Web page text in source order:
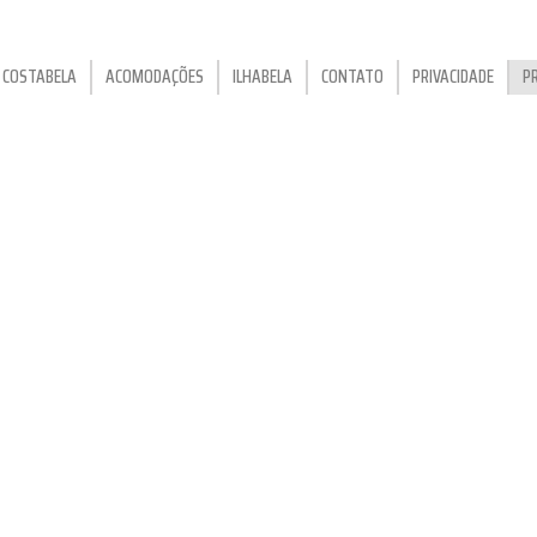
COSTABELA ACOMODAÇÕES ILHABELA CONTATO PRIVACIDADE